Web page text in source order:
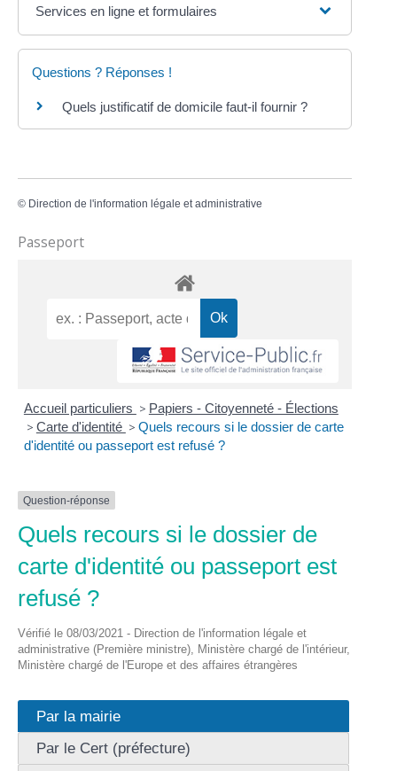
Services en ligne et formulaires
Questions ? Réponses !
Quels justificatif de domicile faut-il fournir ?
© Direction de l'information légale et administrative
Passeport
Accueil particuliers > Papiers - Citoyenneté - Élections
> Carte d'identité > Quels recours si le dossier de carte
d'identité ou passeport est refusé ?
Question-réponse
Quels recours si le dossier de
carte d'identité ou passeport est
refusé ?
Vérifié le 08/03/2021 - Direction de l'information légale et
administrative (Première ministre), Ministère chargé de l'intérieur,
Ministère chargé de l'Europe et des affaires étrangères
Par la mairie
Par le Cert (préfecture)